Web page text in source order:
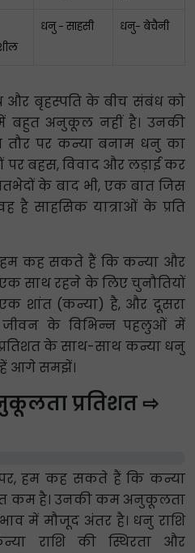
धनु - साहसी धनु- बेचैनी
बृहस्पति के बीच संबंध को
बहुत अनुकूल नहीं है। उनकी
पर कन्या बनाम धनु का
पर बहस, विवाद और लड़ाई कर
के बाद भी, एक बात जिस
है साहसिक यात्राओं के प्रति
हम कह सकते हैं कि कन्या और
साथ रहने के लिए चुनौतियों
शांत (कन्या) है, और दूसरा
जीवन के विभिन्न पहलुओं में
के साथ-साथ कन्या धनु
आगे समझें।
प्रतिशत ⇨
पर, हम कह सकते हैं कि कन्या
कम है। उनकी कम अनुकूलता
में मौजूद अंतर है। धनु राशि
राशि की स्थिरता और